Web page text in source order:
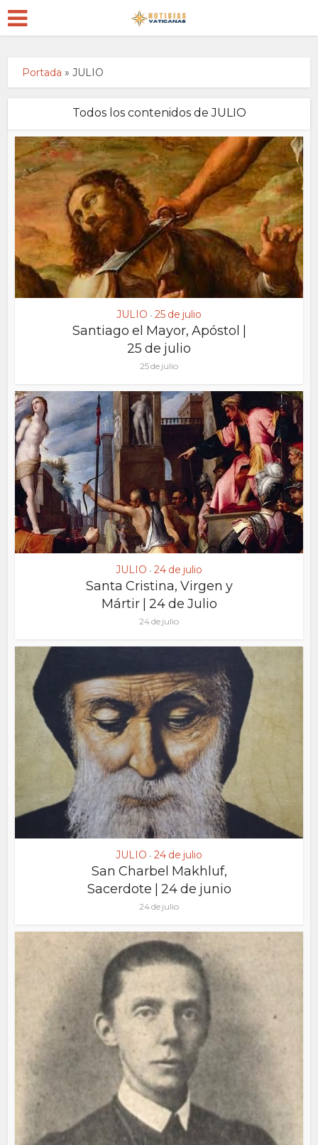
Portada »JULIO
Todos los contenidos de JULIO
JULIO • 25 de julio
Santiago el Mayor, Apóstol |
25 de julio
25 de julio
JULIO • 24 de julio
Santa Cristina, Virgen y
Mártir | 24 de Julio
24 de julio
JULIO • 24 de julio
San Charbel Makhluf,
Sacerdote | 24 de junio
24 de julio